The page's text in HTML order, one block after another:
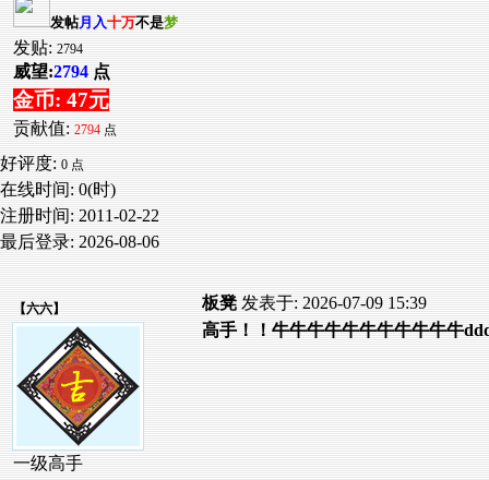
发帖月入十万不是梦
发贴: 2794
威望:2794 点
金币: 47元
贡献值: 2794 点
好评度: 0 点
在线时间: 0(时)
注册时间: 2011-02-22
最后登录: 2026-08-06
【六六】
一级高手
板凳 发表于: 2026-07-09 15:39
高手！！牛牛牛牛牛牛牛牛牛牛牛